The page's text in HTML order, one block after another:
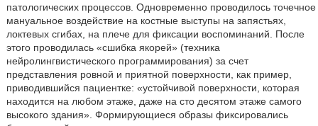
патологических процессов. Одновременно проводилось точечное
мануальное воздействие на костные выступы на запястьях,
локтевых сгибах, на плече для фиксации воспоминаний. После
этого проводилась «сшибка якорей» (техника
нейролингвистического программирования) за счет
представления ровной и приятной поверхности, как пример,
приводившийся пациентке: «устойчивой поверхности, которая
находится на любом этаже, даже на сто десятом этаже самого
высокого здания». Формирующиеся образы фиксировались